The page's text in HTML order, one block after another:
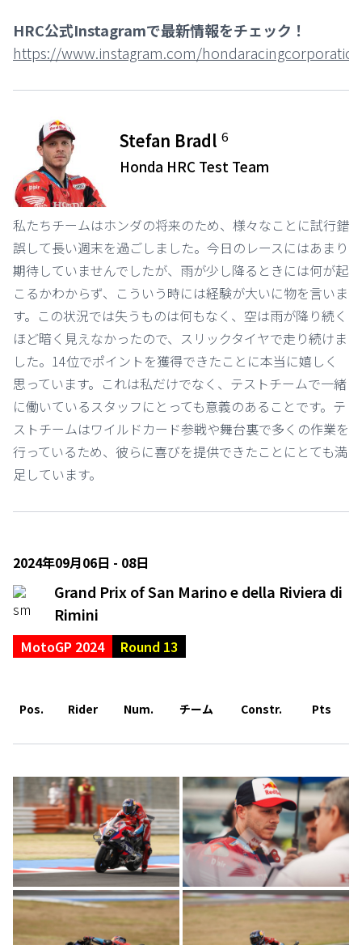
HRC公式Instagramで最新情報をチェック！
https://www.instagram.com/
Stefan Bradl6
Honda HRC Test Team
私たちチームはホンダの将来のため、様々なことに試行錯
誤して長い週末を過ごしました。今日のレースにはあまり
期待していませんでしたが、雨が少し降るときには何が起
こるかわからず、こういう時には経験が大いに物を言いま
す。この状況では失うものは何もなく、空は雨が降り続く
ほど暗く見えなかったので、スリックタイヤで走り続けま
した。14位でポイントを獲得できたことに本当に嬉しく
思っています。これは私だけでなく、テストチームで一緒
に働いているスタッフにとっても意義のあることです。テ
ストチームはワイルドカード参戦や舞台裏で多くの作業を
行っているため、彼らに喜びを提供できたことにとても満
足しています。
2024年09月06日 - 08日
Grand Prix of San Marino e della Riviera di
Rimini
MotoGP 2024 Round 13
Pos. Rider Num. チーム Constr. Pts